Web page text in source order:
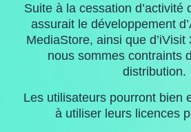
Suite à la cessation d’activité
assurait le développement
MediaStore, ainsi que
nous sommes contraints
distribution.
Les utilisateurs pourront bien
à utiliser leurs licences